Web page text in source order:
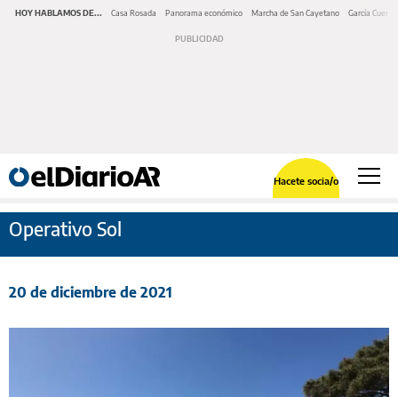
HOY HABLAMOS DE... Casa Rosada Panorama económico Marcha de San Cayetano García Cuerva
Hacete socia/o
Operativo Sol
20 de diciembre de 2021